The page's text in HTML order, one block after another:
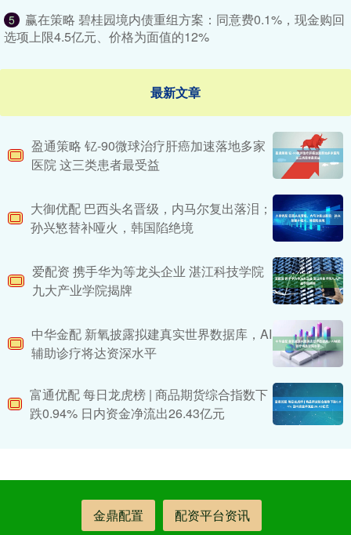
5
赢在策略 碧桂园境内债重组方案：同意费0.1%，现金购回
选项上限4.5亿元、价格为面值的12%
最新文章
盈通策略 钇-90微球治疗肝癌加速落地多家
医院 这三类患者最受益
大御优配 巴西头名晋级，内马尔复出落泪；
孙兴慜替补哑火，韩国陷绝境
爱配资 携手华为等龙头企业 湛江科技学院
九大产业学院揭牌
中华金配 新氧披露拟建真实世界数据库，AI
辅助诊疗将达资深水平
富通优配 每日龙虎榜 | 商品期货综合指数下
跌0.94% 日内资金净流出26.43亿元
金鼎配置 配资平台资讯